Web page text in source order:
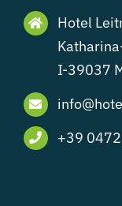
Hotel
I-39037
+39